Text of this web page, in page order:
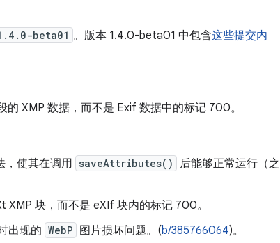
beta01 。版本 1.4.0-beta01 中包含这些提交内
XMP 数据，而不是 Exif 数据中的标记 700。
，使其在调用 saveAttributes()
后能够正常运行（之
XMP 块，而不是 eXIf 块内的标记 700。
出现的 WebP 图片损坏问题。(b/385766064)。